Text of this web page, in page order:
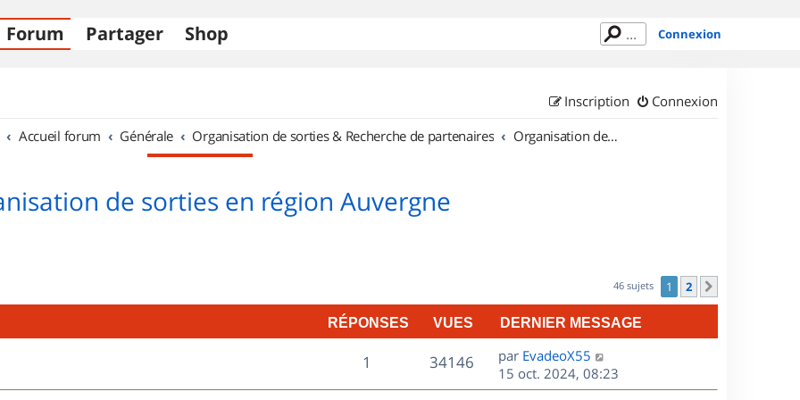
Forum Partager Shop Connexion
Connexion
Inscription
Accueil forum Générale Organisation de sorties & Recherche de partenaires Organisation de sorties en région Auvergne
de sorties en région Auvergne
46 sujets 1 2
RÉPONSES VUES DERNIER MESSAGE
1
é
34146V
u
D
e
r
par EvadeoX55
15 oct. 2024, 08:23